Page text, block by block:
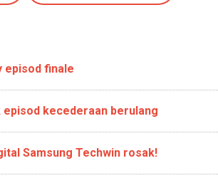
episod finale
episod kecederaan berulang
Samsung Techwin rosak!